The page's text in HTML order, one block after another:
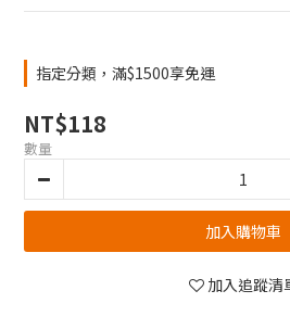
指定分類，滿$1500享免運
NT$118
數量
加入購物車
加入追蹤清